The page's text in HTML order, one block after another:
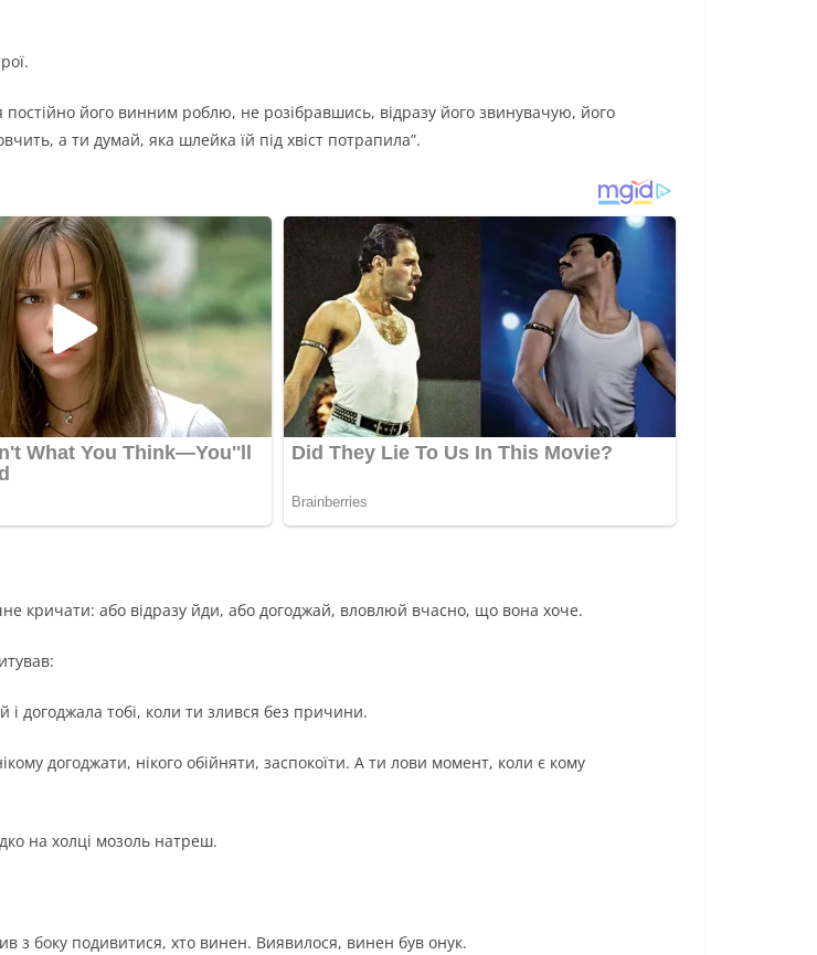
його винним роблю, не розібравшись, відразу його звинувачую, його
а ти думай, яка шлейка їй під хвіст потрапила”.
кричати: або відразу йди, або догоджай, вловлюй вчасно, що вона хоче.
догоджала тобі, коли ти злився без причини.
догоджати, нікого обійняти, заспокоїти. А ти лови момент, коли є кому
на холці мозоль натреш.
з боку подивитися, хто винен. Виявилося, винен був онук.